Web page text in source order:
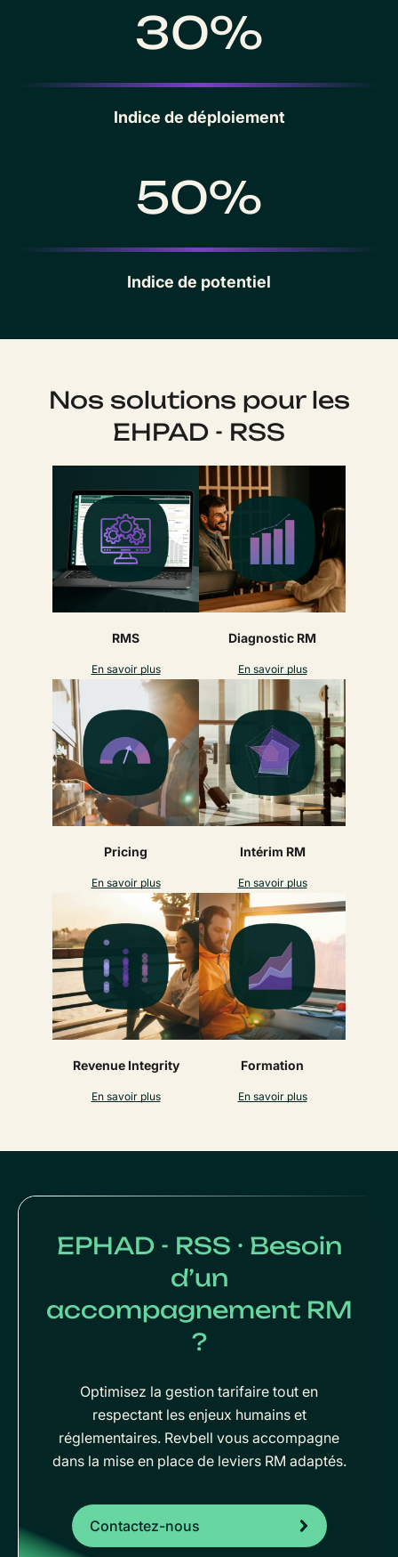
30%
Indice de déploiement
50%
Indice de potentiel
Nos solutions pour les
EHPAD - RSS
RMS
En savoir plus
Diagnostic RM
En savoir plus
Pricing
En savoir plus
Intérim RM
En savoir plus
Revenue Integrity
En savoir plus
Formation
En savoir plus
EPHAD - RSS · Besoin
d’un
accompagnement RM
?
Optimisez la gestion tarifaire tout en
respectant les enjeux humains et
réglementaires. Revbell vous accompagne
dans la mise en place de leviers RM adaptés.
Contactez-nous